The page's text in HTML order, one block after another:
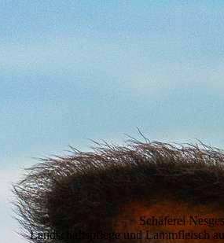
Schäferei Nesges
Landschaftspflege und Lammfleisch